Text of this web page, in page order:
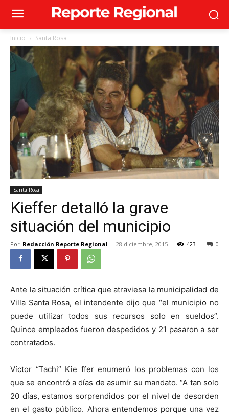
Inicio Santa Rosa
Santa Rosa
Kieffer detalló la grave
situación del municipio
Por Redacción Reporte Regional - 28 diciembre, 2015 0
423
Ante la situación crítica que atraviesa la municipalidad de
Villa Santa Rosa, el intendente dijo que “el municipio no
puede utilizar todos sus recursos solo en sueldos”.
Quince empleados fueron despedidos y 21 pasaron a ser
contratados.
Víctor “Tachi” Kie ffer enumeró los problemas con los
que se encontró a días de asumir su mandato. “A tan solo
20 días, estamos sorprendidos por el nivel de desorden
en el gasto público. Ahora entendemos porque una vez